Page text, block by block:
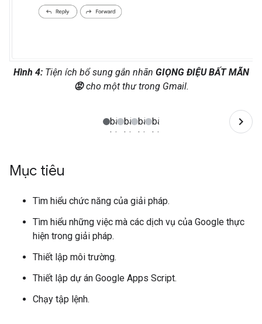
Hình 4:Tiện ích bổ sung gắn nhãn GIỌNG ĐIỆU BẤT MÃN
😡cho một thư trong Gmail.
Mục tiêu
Tìm hiểu chức năng của giải pháp.
Tìm hiểu những việc mà các dịch vụ của Google thực
hiện trong giải pháp.
Thiết lập môi trường.
Thiết lập dự án Google Apps Script.
Chạy tập lệnh.